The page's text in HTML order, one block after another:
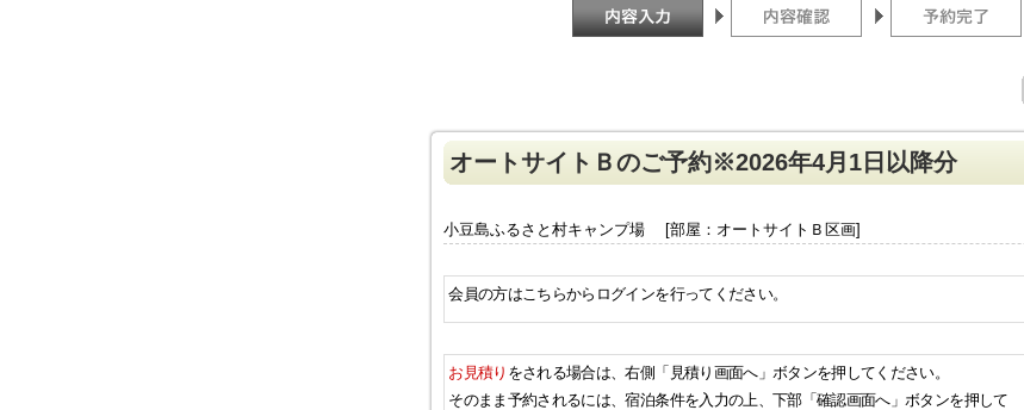
オートサイトＢのご予約※2026年4月1日以降分
小豆島ふるさと村キャンプ場 [部屋：オートサイトＢ区画]
会員の方はこちらからログインを行ってください。
お見積り をされる場合は、右側「見積り画面へ」ボタンを押してください。
そのまま予約されるには、宿泊条件を入力の上、下部「確認画面へ」ボタンを押して